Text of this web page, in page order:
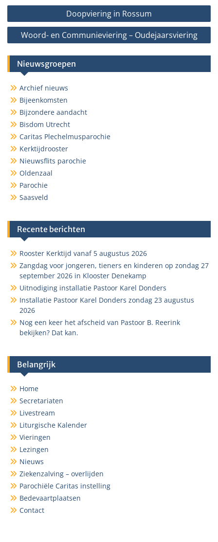
Bericht
navigatie
Doopviering in Rossum
Woord- en Communieviering – Oudejaarsviering
Nieuwsgroepen
Archief nieuws
Bijeenkomsten
Bijzondere aandacht
Bisdom Utrecht
Caritas Plechelmusparochie
Kerktijdrooster
Nieuwsflits parochie
Oldenzaal
Parochie
Saasveld
Recente berichten
Rooster Kerktijd vanaf 5 augustus 2026
Zangdag voor jongeren, tieners en kinderen op zondag 27
september 2026 in Klooster Denekamp
Uitnodiging installatie Pastoor Karel Donders
Installatie Pastoor Karel Donders zondag 23 augustus
2026
Nog een keer het afscheid van Pastoor B. Reerink
bekijken? Dat kan.
Belangrijk
Home
Secretariaten
Livestream
Liturgische Kalender
Vieringen
Lezingen
Nieuws
Ziekenzalving – overlijden
Parochiële Caritas instelling
Bedevaartplaatsen
Contact